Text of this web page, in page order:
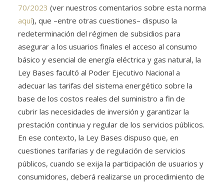
70/2023 (ver nuestros comentarios sobre esta norma
aquí), que –entre otras cuestiones– dispuso la
redeterminación del régimen de subsidios para
asegurar a los usuarios finales el acceso al consumo
básico y esencial de energía eléctrica y gas natural, la
Ley Bases facultó al Poder Ejecutivo Nacional a
adecuar las tarifas del sistema energético sobre la
base de los costos reales del suministro a fin de
cubrir las necesidades de inversión y garantizar la
prestación continua y regular de los servicios públicos.
En ese contexto, la Ley Bases dispuso que, en
cuestiones tarifarias y de regulación de servicios
públicos, cuando se exija la participación de usuarios y
consumidores, deberá realizarse un procedimiento de